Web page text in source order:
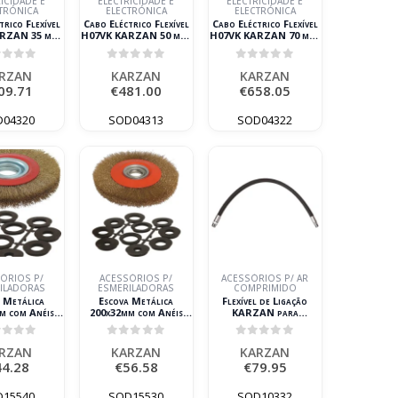
Flexível
35 mm²
50 m
ELECTRÓNICA
Cabo Eléctrico Flexível
H07VK KARZAN 50 mm²
Vermelho 25 m
KARZAN
€481.00
SOD04313
ELECTRÓNICA
Cabo Eléctrico Flexível
H07VK KARZAN 70 mm²
Preto 25 m
KARZAN
€658.05
SOD04322
P/
Metálica
com Anéis
KARZAN
ACESSÓRIOS P/
ESMERILADORAS
Escova Metálica
200x32mm com Anéis
Multi-Furo KARZAN
KARZAN
€56.58
ACESSÓRIOS P/ AR
COMPRIMIDO
Flexível de Ligação
KARZAN para
Compressor/Depósito
1,5m 3/4 Polegada
KARZAN
€79.95